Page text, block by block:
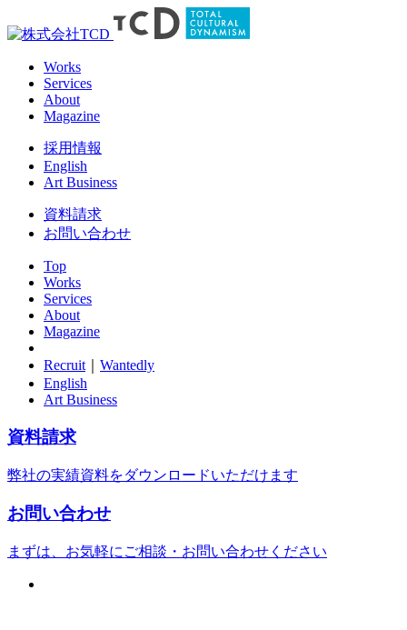
Works
Services
About
Magazine
採用情報
English
Art Business
資料請求
お問い合わせ
Top
Works
Services
About
Magazine
Recruit
Wantedly
English
Art Business
資料請求
弊社の実績資料をダウンロードいただけます
お問い合わせ
まずは、お気軽にご相談・お問い合わせください